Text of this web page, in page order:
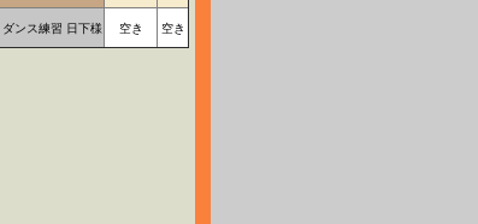
ダンス練習 日下様 空き 空き